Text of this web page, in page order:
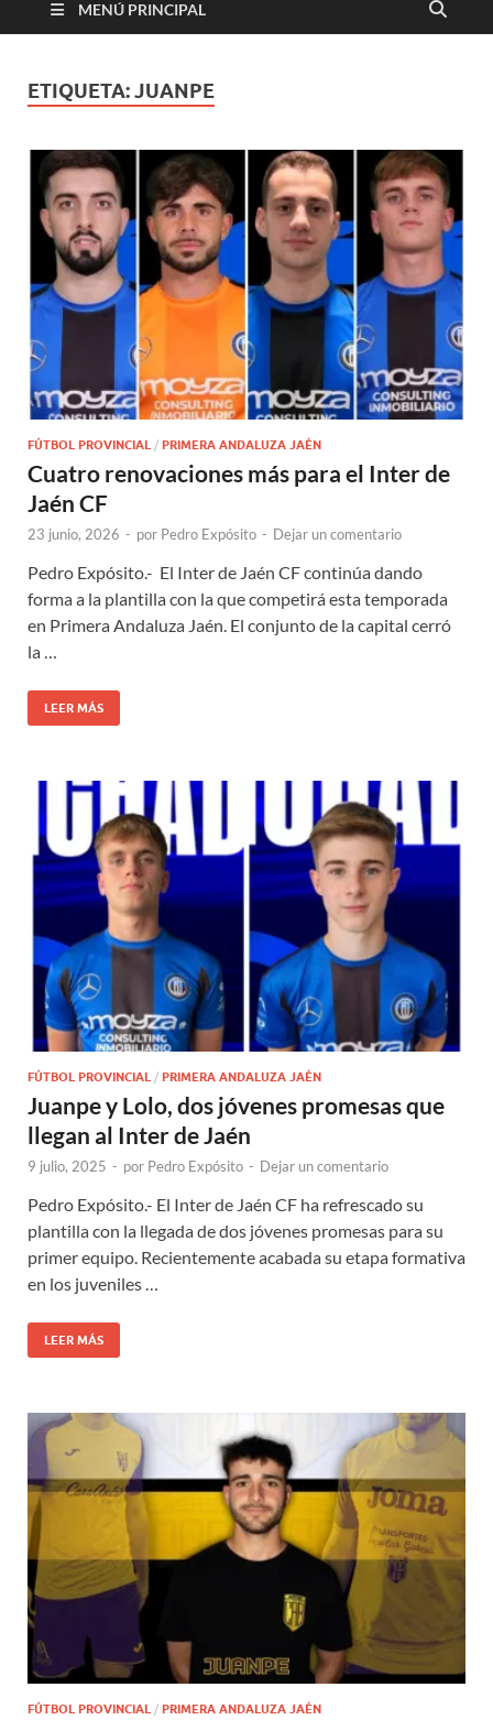
MENÚ PRINCIPAL
ETIQUETA:JUANPE
FÚTBOL PROVINCIAL / PRIMERA ANDALUZA JAÉN
Cuatro renovaciones más para el Inter de
Jaén CF
23 junio, 2026 - por Pedro Expósito - Dejar un comentario
Pedro Expósito.- El Inter de Jaén CF continúa dando
forma a la plantilla con la que competirá esta temporada
en Primera Andaluza Jaén. El conjunto de la capital cerró
la …
LEER MÁS
FÚTBOL PROVINCIAL / PRIMERA ANDALUZA JAÉN
Juanpe y Lolo, dos jóvenes promesas que
llegan al Inter de Jaén
9 julio, 2025 - por Pedro Expósito - Dejar un comentario
Pedro Expósito.- El Inter de Jaén CF ha refrescado su
plantilla con la llegada de dos jóvenes promesas para su
primer equipo. Recientemente acabada su etapa formativa
en los juveniles …
LEER MÁS
FÚTBOL PROVINCIAL / PRIMERA ANDALUZA JAÉN